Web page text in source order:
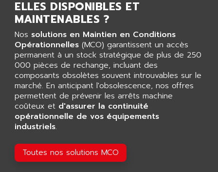
LCA
CNC ALPHA
SMART TOUCH
GP 70 SERIE
PROVIT 5000
S4-S4C
SIAX
FESTO ELECTRONIC
PCS095
TOUCHVIEW
REDIPANEL
RJ2
AEV
AFAG
AFDI
AFP PRODEL
AG ASSOCIATES
AGASTAT
AGDE
AGE POWERBLOCK
AGETEM
AGIE
ELLES DISPONIBLES ET
MAINTENABLES ?
Nos solutions en Maintien en Conditions
Opérationnelles (MCO) garantissent un accès
permanent à un stock stratégique de plus de 250
000 pièces de rechange, incluant des
composants obsolètes souvent introuvables sur le
marché. En anticipant l'obsolescence, nos offres
permettent de prévenir les arrêts machine
coûteux et d'assurer la continuité
opérationnelle de vos équipements
industriels.
Toutes nos solutions MCO